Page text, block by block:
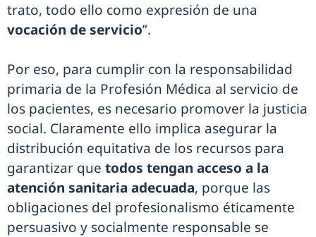
trato, todo ello como expresión de una
vocación de servicio”.
Por eso, para cumplir con la responsabilidad
primaria de la Profesión Médica al servicio de
los pacientes, es necesario promover la justicia
social. Claramente ello implica asegurar la
distribución equitativa de los recursos para
garantizar que todos tengan acceso a la
atención sanitaria adecuada, porque las
obligaciones del profesionalismo éticamente
persuasivo y socialmente responsable se